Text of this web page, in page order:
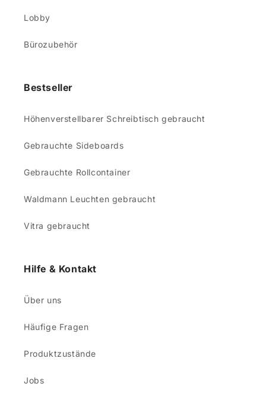
Lobby
Bürozubehör
Bestseller
Höhenverstellbarer Schreibtisch gebraucht
Gebrauchte Sideboards
Gebrauchte Rollcontainer
Waldmann Leuchten gebraucht
Vitra gebraucht
Hilfe & Kontakt
Über uns
Häufige Fragen
Produktzustände
Jobs